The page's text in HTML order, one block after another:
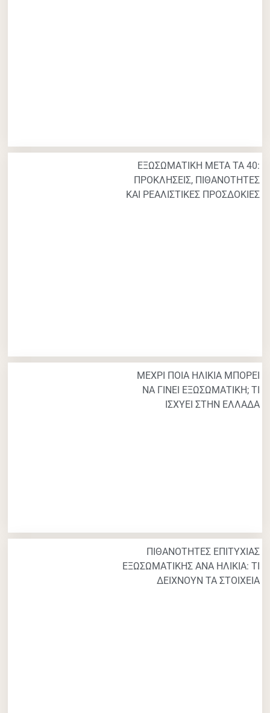
ΕΞΩΣΩΜΑΤΙΚΗ ΜΕΤΑ ΤΑ 40:
ΠΡΟΚΛΗΣΕΙΣ, ΠΙΘΑΝΟΤΗΤΕΣ
ΚΑΙ ΡΕΑΛΙΣΤΙΚΕΣ ΠΡΟΣΔΟΚΙΕΣ
ΜΕΧΡΙ ΠΟΙΑ ΗΛΙΚΙΑ ΜΠΟΡΕΙ
ΝΑ ΓΙΝΕΙ ΕΞΩΣΩΜΑΤΙΚΗ; ΤΙ
ΙΣΧΥΕΙ ΣΤΗΝ ΕΛΛΑΔΑ
ΠΙΘΑΝΟΤΗΤΕΣ ΕΠΙΤΥΧΙΑΣ
ΕΞΩΣΩΜΑΤΙΚΗΣ ΑΝΑ ΗΛΙΚΙΑ: ΤΙ
ΔΕΙΧΝΟΥΝ ΤΑ ΣΤΟΙΧΕΙΑ